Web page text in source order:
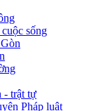
sống
- trật tự
Pháp luật